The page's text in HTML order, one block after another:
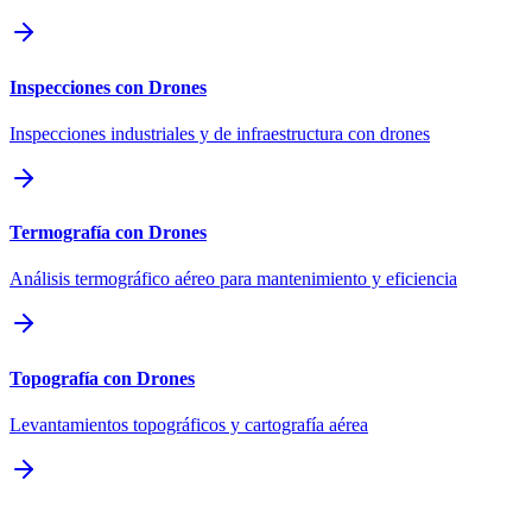
Inspecciones con Drones
Inspecciones industriales y de infraestructura con drones
Termografía con Drones
Análisis termográfico aéreo para mantenimiento y eficiencia
Topografía con Drones
Levantamientos topográficos y cartografía aérea